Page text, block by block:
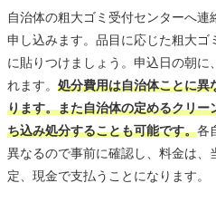
自治体の粗大ゴミ受付センターへ
申し込みます。品目に応じた粗大ゴ
に貼りつけましょう。申込日の朝に
れます。 処分費用は自治体ことに異
ります。また自治体の定めるクリ
ち込み処分することも可能です。各
異なるので事前に確認し、料金は
定、現金で支払うことになります。